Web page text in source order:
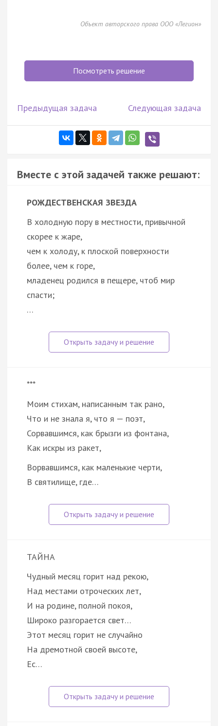
Объект авторского права ООО «Легион»
Посмотреть решение
Предыдущая задача Следующая задача
Вместе с этой задачей также решают:
РОЖДЕСТВЕНСКАЯ ЗВЕЗДА
В холодную пору в местности, привычной
скорее к жаре,
чем к холоду, к плоской поверхности
более, чем к горе,
младенец родился в пещере, чтоб мир
спасти;
…
***
Моим стихам, написанным так рано,
Что и не знала я, что я — поэт,
Сорвавшимся, как брызги из фонтана,
Как искры из ракет,
Ворвавшимся, как маленькие черти,
В святилище, где…
ТАЙНА
Чудный месяц горит над рекою,
Над местами отроческих лет,
И на родине, полной покоя,
Широко разгорается свет…
Этот месяц горит не случайно
На дремотной своей высоте,
Ес…